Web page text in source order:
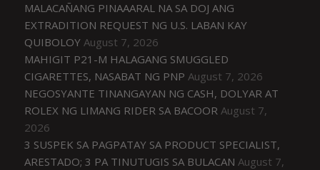
MALACAÑANG PINAAARAL NA SA DOJ ANG
EXTRADITION REQUEST NG U.S. LABAN KAY
QUIBOLOY August 7, 2026
MAHIGIT P21-M HALAGANG SMUGGLED
CIGARETTES, NASABAT NG PNP August 7, 2026
NEGOSYANTE TINANGAYAN NG CASH, DOLYAR AT
ROLEX NG LIMANG RIDER SA BACOOR August 7,
2026
3 SUSPEK SA PAGPATAY SA PRODUCT SPECIALIST,
ARESTADO; 3 PA TINUTUGIS SA BULACAN August 7,